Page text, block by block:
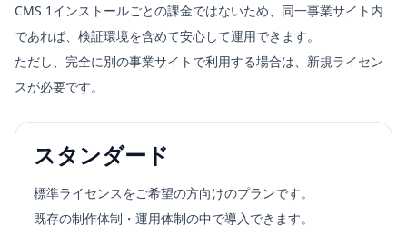
CMS 1インストールごとの課金ではないため、同一事業サイト内
であれば、検証環境を含めて安心して運用できます。
ただし、完全に別の事業サイトで利用する場合は、新規ライセン
スが必要です。
スタンダード
標準ライセンスをご希望の方向けのプランです。
既存の制作体制・運用体制の中で導入できます。